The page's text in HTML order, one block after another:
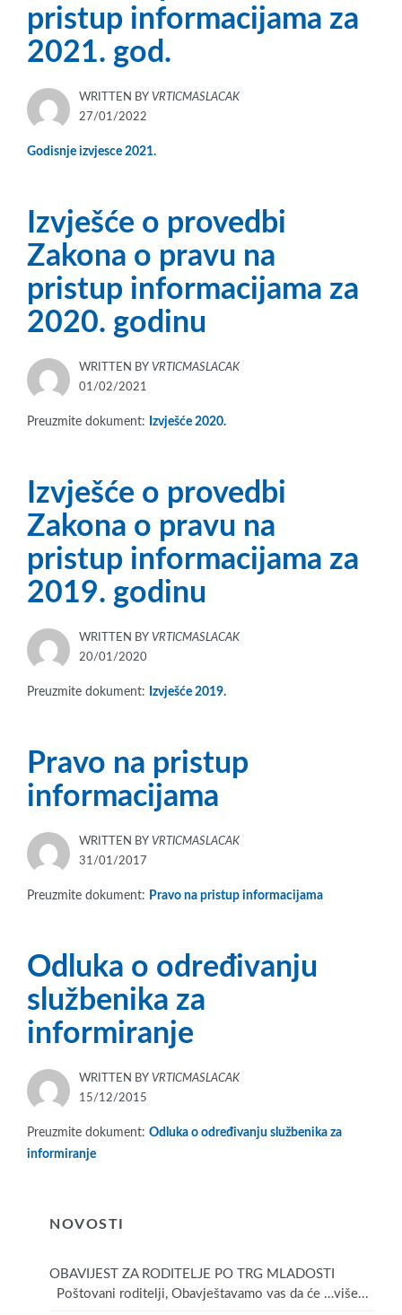
pristup informacijama za
2021. god.
WRITTEN BY VRTICMASLACAK
POSTED
27/01/2022
Godisnje izvjesce 2021.
Izvješće o provedbi
Zakona o pravu na
pristup informacijama za
2020. godinu
WRITTEN BY VRTICMASLACAK
POSTED
01/02/2021
Preuzmite dokument: Izvješće 2020.
Izvješće o provedbi
Zakona o pravu na
pristup informacijama za
2019. godinu
WRITTEN BY VRTICMASLACAK
POSTED
20/01/2020
Preuzmite dokument: Izvješće 2019.
Pravo na pristup
informacijama
WRITTEN BY VRTICMASLACAK
POSTED
31/01/2017
Preuzmite dokument: Pravo na pristup informacijama
Odluka o određivanju
službenika za
informiranje
WRITTEN BY VRTICMASLACAK
POSTED
15/12/2015
Preuzmite dokument: Odluka o određivanju službenika za
informiranje
NOVOSTI
OBAVIJEST ZA RODITELJE PO TRG MLADOSTI
Poštovani roditelji, Obavještavamo vas da će …više...